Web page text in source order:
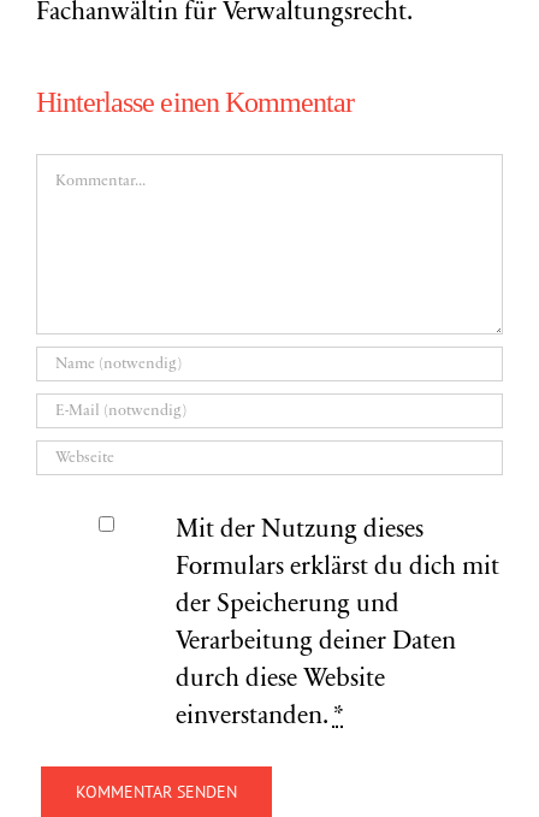
Fachanwältin für Verwaltungsrecht.
Hinterlasse einen Kommentar
Kommentar
Mit der Nutzung dieses
Formulars erklärst du dich mit
der Speicherung und
Verarbeitung deiner Daten
durch diese Website
einverstanden. *